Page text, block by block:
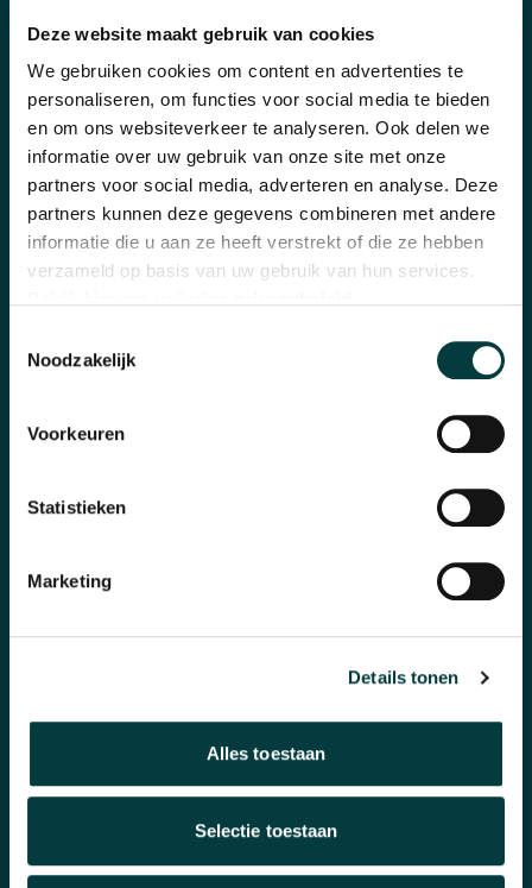
Deze website maakt gebruik van cookies
We gebruiken cookies om content en advertenties te
personaliseren, om functies voor social media te bieden
en om ons websiteverkeer te analyseren. Ook delen we
informatie over uw gebruik van onze site met onze
partners voor social media, adverteren en analyse. Deze
partners kunnen deze gegevens combineren met andere
informatie die u aan ze heeft verstrekt of die ze hebben
verzameld op basis van uw gebruik van hun services.
Noodzakelijk
Voorkeuren
Statistieken
Marketing
Details tonen
Alles toestaan
Selectie toestaan
CATEGORIEËN
Horloges
Banden en accessoires
Sieraden
Pre-Owned
Over ons
WAAROM BIJ ONS KOPEN?
Snelle reactie
Inruilen horloge
Betalen & Bezorgen
Garantie & Retourneren